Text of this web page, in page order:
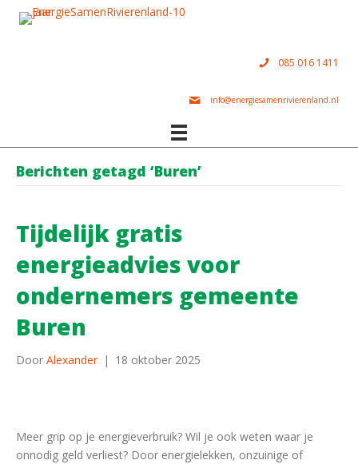
085 016 1411
info@energiesamenrivierenland.nl
Berichten getagd ‘Buren’
Tijdelijk gratis
energieadvies voor
ondernemers gemeente
Buren
Door Alexander | 18 oktober 2025
Meer grip op je energieverbruik? Wil je ook weten waar je
onnodig geld verliest? Door energielekken, onzuinige of